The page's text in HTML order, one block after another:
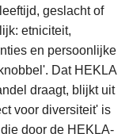
geslacht of
etniciteit,
en persoonlijke
Dat HEKLA
draagt, blijkt uit
voor diversiteit' is
door de HEKLA-